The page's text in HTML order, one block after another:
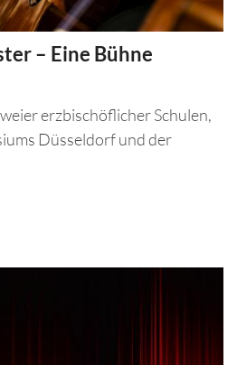
– Eine Bühne
erzbischöflicher Schulen,
Düsseldorf und der